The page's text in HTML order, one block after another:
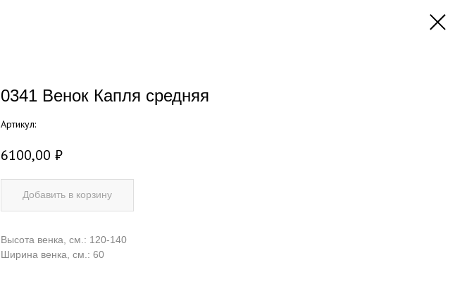
0341 Венок Капля средняя
Артикул:
6100,00 ₽
Добавить в корзину
Высота венка, см.: 120-140
Ширина венка, см.: 60